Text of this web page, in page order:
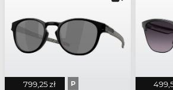
799,25 zł P